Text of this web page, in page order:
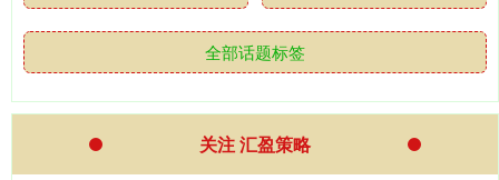
全部话题标签
关注 汇盈策略